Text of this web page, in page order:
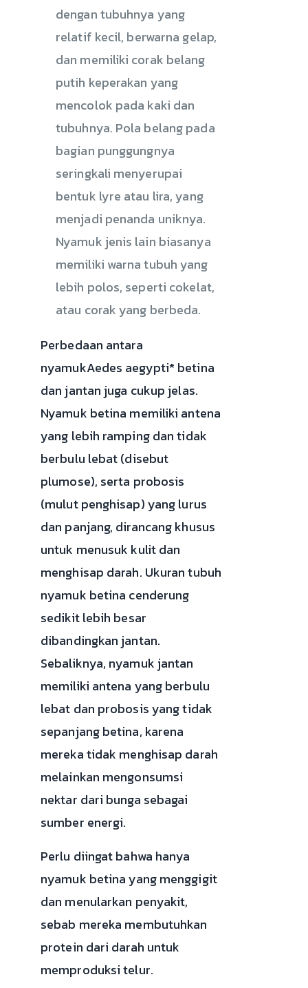
dengan tubuhnya yang
relatif kecil, berwarna gelap,
dan memiliki corak belang
putih keperakan yang
mencolok pada kaki dan
tubuhnya. Pola belang pada
bagian punggungnya
seringkali menyerupai
bentuk lyre atau lira, yang
menjadi penanda uniknya.
Nyamuk jenis lain biasanya
memiliki warna tubuh yang
lebih polos, seperti cokelat,
atau corak yang berbeda.
Perbedaan antara
nyamukAedes aegypti* betina
dan jantan juga cukup jelas.
Nyamuk betina memiliki antena
yang lebih ramping dan tidak
berbulu lebat (disebut
plumose), serta probosis
(mulut penghisap) yang lurus
dan panjang, dirancang khusus
untuk menusuk kulit dan
menghisap darah. Ukuran tubuh
nyamuk betina cenderung
sedikit lebih besar
dibandingkan jantan.
Sebaliknya, nyamuk jantan
memiliki antena yang berbulu
lebat dan probosis yang tidak
sepanjang betina, karena
mereka tidak menghisap darah
melainkan mengonsumsi
nektar dari bunga sebagai
sumber energi.
Perlu diingat bahwa hanya
nyamuk betina yang menggigit
dan menularkan penyakit,
sebab mereka membutuhkan
protein dari darah untuk
memproduksi telur.